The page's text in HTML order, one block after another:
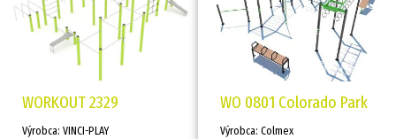
WORKOUT 2329
Výrobca: VINCI-PLAY
WO 0801 Colorado Park
Výrobca: Colmex